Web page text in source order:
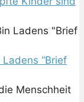
“Brief